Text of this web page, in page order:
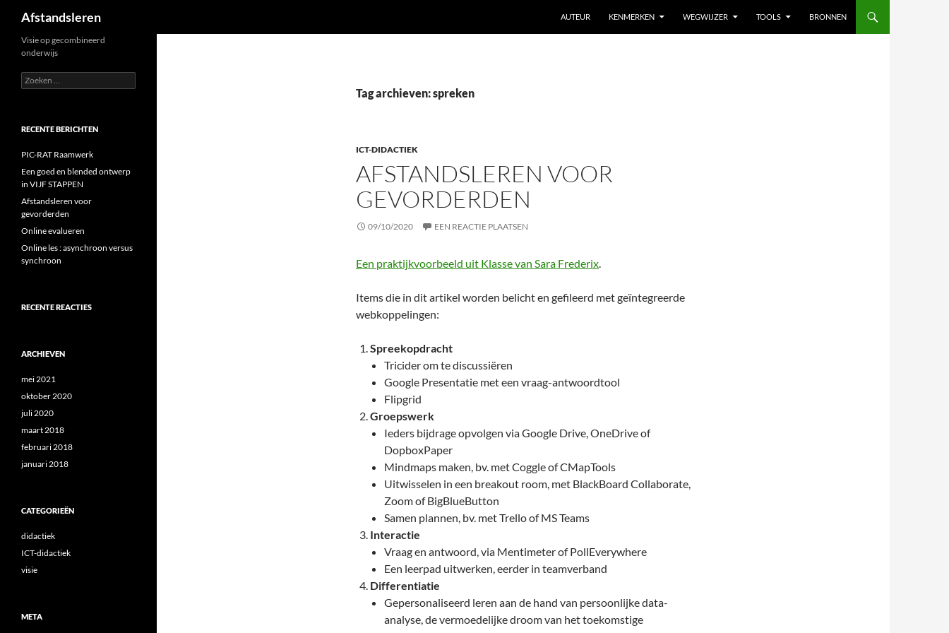
inhoud
Afstandsleren AUTEUR KENMERKEN WEGWIJZER TOOLS BRONNEN
Tag archieven: spreken
ICT-DIDACTIEK
AFSTANDSLEREN VOOR
GEVORDERDEN
09/10/2020 EEN REACTIE PLAATSEN
Een praktijkvoorbeeld uit Klasse van Sara Frederix.
Items die in dit artikel worden belicht en gefileerd met geïntegreerde
webkoppelingen:
Spreekopdracht
Tricider om te discussiëren
Google Presentatie met een vraag-antwoordtool
Flipgrid
Groepswerk
Ieders bijdrage opvolgen via Google Drive, OneDrive of
DopboxPaper
Mindmaps maken, bv. met Coggle of CMapTools
Uitwisselen in een breakout room, met BlackBoard Collaborate,
Zoom of BigBlueButton
Samen plannen, bv. met Trello of MS Teams
Interactie
Vraag en antwoord, via Mentimeter of PollEverywhere
Een leerpad uitwerken, eerder in teamverband
Differentiatie
Gepersonaliseerd leren aan de hand van persoonlijke data-
analyse, de vermoedelijke droom van het toekomstige
Visie op gecombineerd
onderwijs
Zoeken
naar:
RECENTE BERICHTEN
PIC-RAT Raamwerk
Een goed en blended ontwerp
in VIJF STAPPEN
Afstandsleren voor
gevorderden
Online evalueren
Online les : asynchroon versus
synchroon
RECENTE REACTIES
ARCHIEVEN
mei 2021
oktober 2020
juli 2020
maart 2018
februari 2018
januari 2018
CATEGORIEËN
didactiek
ICT-didactiek
visie
META